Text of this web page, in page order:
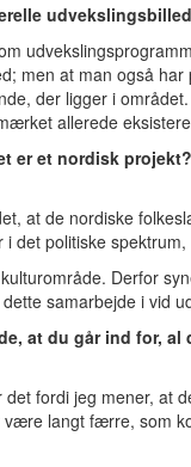
men at man også
der ligger i
allerede
er et nordisk
at de nordiske
det politiske
Derfor
samarbejde i vid
at du går ind for,
fordi jeg mener, at
langt færre, som